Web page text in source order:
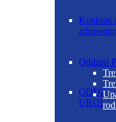
Oddział
Konkurs